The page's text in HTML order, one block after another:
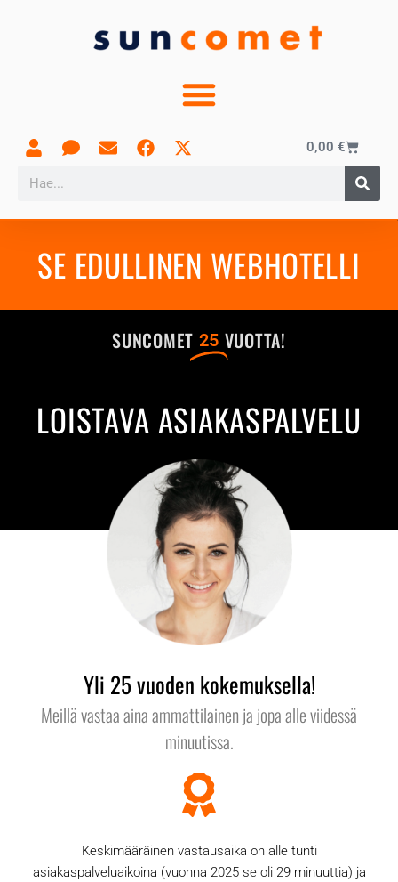
0,00 €
SE EDULLINEN WEBHOTELLI
SUNCOMET 25 VUOTTA!
LOISTAVA ASIAKASPALVELU
Yli 25 vuoden kokemuksella!
Meillä vastaa aina ammattilainen ja jopa alle viidessä
minuutissa.
Keskimääräinen vastausaika on alle tunti
asiakaspalveluaikoina (vuonna 2025 se oli 29 minuuttia) ja